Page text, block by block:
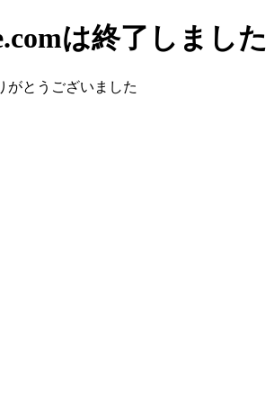
は終了しました
がとうございました